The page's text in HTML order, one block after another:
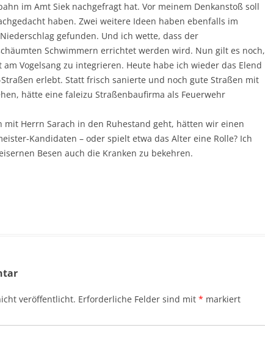
im Amt Siek nachgefragt hat. Vor meinem Denkanstoß soll
haben. Zwei weitere Ideen haben ebenfalls im
gefunden. Und ich wette, dass der
Schwimmern errichtet werden wird. Nun gilt es noch,
Vogelsang zu integrieren. Heute habe ich wieder das Elend
erlebt. Statt frisch sanierte und noch gute Straßen mit
hätte eine faleizu Straßenbaufirma als Feuerwehr
mit Herrn Sarach in den Ruhestand geht, hätten wir einen
Kandidaten – oder spielt etwa das Alter eine Rolle? Ich
Besen auch die Kranken zu bekehren.
veröffentlicht. Erforderliche Felder sind mit * markiert